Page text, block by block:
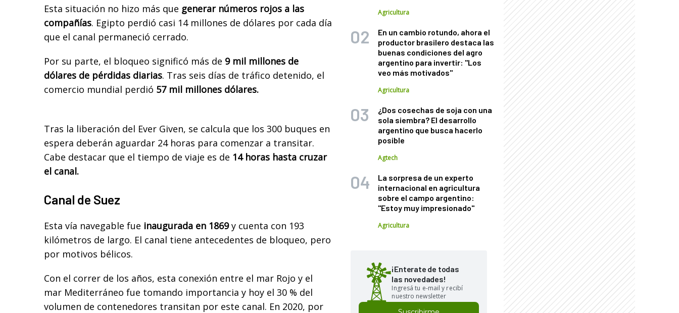
Esta situación no hizo más que generar números rojos a las
compañías. Egipto perdió casi 14 millones de dólares por cada día
que el canal permaneció cerrado.
Por su parte, el bloqueo significó más de 9 mil millones de
dólares de pérdidas diarias. Tras seis días de tráfico detenido, el
comercio mundial perdió 57 mil millones dólares.
Tras la liberación del Ever Given, se calcula que los 300 buques en
espera deberán aguardar 24 horas para comenzar a transitar.
Cabe destacar que el tiempo de viaje es de 14 horas hasta cruzar
el canal.
Canal de Suez
Esta vía navegable fue inaugurada en 1869y cuenta con 193
kilómetros de largo. El canal tiene antecedentes de bloqueo, pero
por motivos bélicos.
Con el correr de los años, esta conexión entre el mar Rojo y el
mar Mediterráneo fue tomando importancia y hoy el 30 % del
volumen de contenedores transitan por este canal. En 2020, por
Agricultura
En un cambio rotundo, ahora el
productor brasilero destaca las
buenas condiciones del agro
argentino para invertir: "Los
veo más motivados"
Agricultura
¿Dos cosechas de soja con una
sola siembra? El desarrollo
argentino que busca hacerlo
posible
Agtech
La sorpresa de un experto
internacional en agricultura
sobre el campo argentino:
"Estoy muy impresionado"
Agricultura
¡Enterate de todas
las novedades!
Ingresá tu e-mail y recibí
nuestro newsletter